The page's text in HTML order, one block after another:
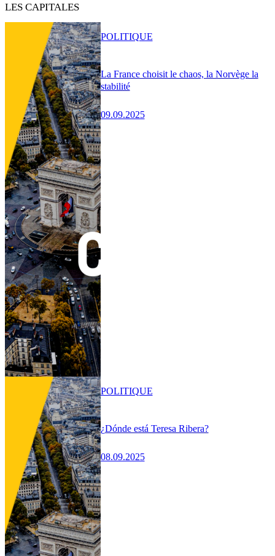
LES CAPITALES
La France choisit le chaos, la Norvège la
stabilité
09.09.2025
POLITIQUE
¿Dónde está Teresa Ribera?
08.09.2025
POLITIQUE